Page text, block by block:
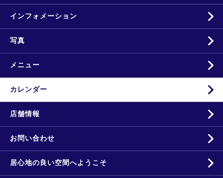
インフォメーション
写真
メニュー
カレンダー
店舗情報
お問い合わせ
居心地の良い空間へようこそ